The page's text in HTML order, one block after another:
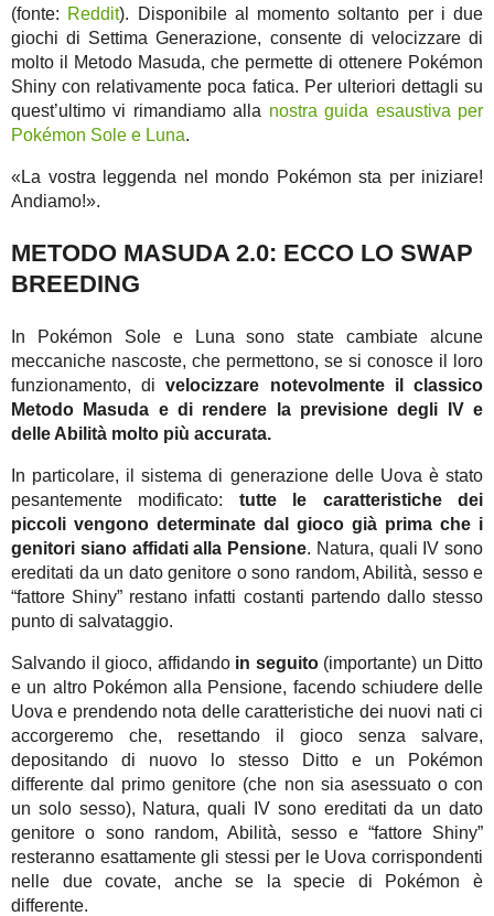
(fonte: Reddit). Disponibile al momento soltanto per i due
giochi di Settima Generazione, consente di velocizzare di
molto il Metodo Masuda, che permette di ottenere Pokémon
Shiny con relativamente poca fatica. Per ulteriori dettagli su
quest’ultimo vi rimandiamo alla nostra guida esaustiva per
Pokémon Sole e Luna.
«La vostra leggenda nel mondo Pokémon sta per iniziare!
Andiamo!».
METODO MASUDA 2.0: ECCO LO SWAP
BREEDING
In Pokémon Sole e Luna sono state cambiate alcune
meccaniche nascoste, che permettono, se si conosce il loro
funzionamento, divelocizzare notevolmente il classico
Metodo Masuda e di rendere la previsione degli IV e
delle Abilità molto più accurata.
In particolare, il sistema di generazione delle Uova è stato
pesantemente modificato: tutte le caratteristiche dei
piccoli vengono determinate dal gioco già prima che i
genitori siano affidati alla Pensione. Natura, quali IV sono
ereditati da un dato genitore o sono random, Abilità, sesso e
“fattore Shiny” restano infatti costanti partendo dallo stesso
punto di salvataggio.
Salvando il gioco, affidando in seguito(importante) un Ditto
e un altro Pokémon alla Pensione, facendo schiudere delle
Uova e prendendo nota delle caratteristiche dei nuovi nati ci
accorgeremo che, resettando il gioco senza salvare,
depositando di nuovo lo stesso Ditto e un Pokémon
differente dal primo genitore (che non sia asessuato o con
un solo sesso), Natura, quali IV sono ereditati da un dato
genitore o sono random, Abilità, sesso e “fattore Shiny”
resteranno esattamente gli stessi per le Uova corrispondenti
nelle due covate, anche se la specie di Pokémon è
differente.